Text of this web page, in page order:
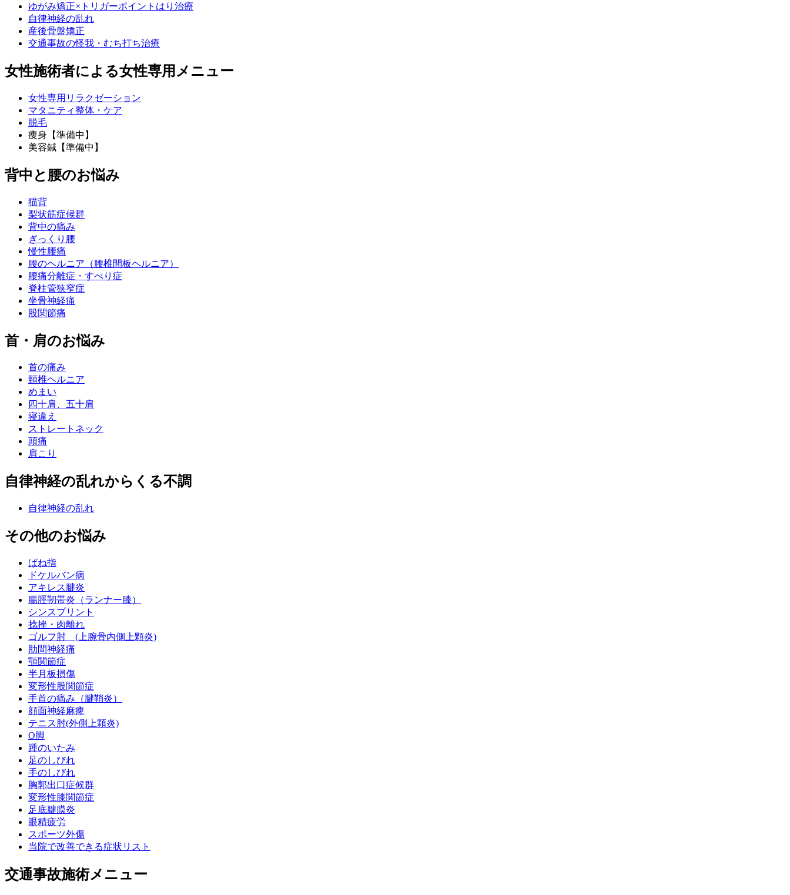
ゆがみ矯正×トリガーポイントはり治療
自律神経の乱れ
産後骨盤矯正
交通事故の怪我・むち打ち治療
女性施術者による女性専用メニュー
女性専用リラクゼーション
マタニティ整体・ケア
脱毛
痩身【準備中】
美容鍼【準備中】
背中と腰のお悩み
猫背
梨状筋症候群
背中の痛み
ぎっくり腰
慢性腰痛
腰のヘルニア（腰椎間板ヘルニア）
腰痛分離症・すべり症
脊柱管狭窄症
坐骨神経痛
股関節痛
首・肩のお悩み
首の痛み
頸椎ヘルニア
めまい
四十肩、五十肩
寝違え
ストレートネック
頭痛
肩こり
自律神経の乱れからくる不調
自律神経の乱れ
その他のお悩み
ばね指
ドケルバン病
アキレス腱炎
腸脛靭帯炎（ランナー膝）
シンスプリント
捻挫・肉離れ
ゴルフ肘 (上腕骨内側上顆炎)
肋間神経痛
顎関節症
半月板損傷
変形性股関節症
手首の痛み（腱鞘炎）
顔面神経麻痺
テニス肘(外側上顆炎)
O脚
踵のいたみ
足のしびれ
手のしびれ
胸郭出口症候群
変形性膝関節症
足底腱膜炎
眼精疲労
スポーツ外傷
当院で改善できる症状リスト
交通事故施術メニュー